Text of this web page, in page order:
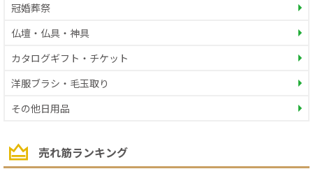
冠婚葬祭
仏壇・仏具・神具
カタログギフト・チケット
洋服ブラシ・毛玉取り
その他日用品
売れ筋ランキング